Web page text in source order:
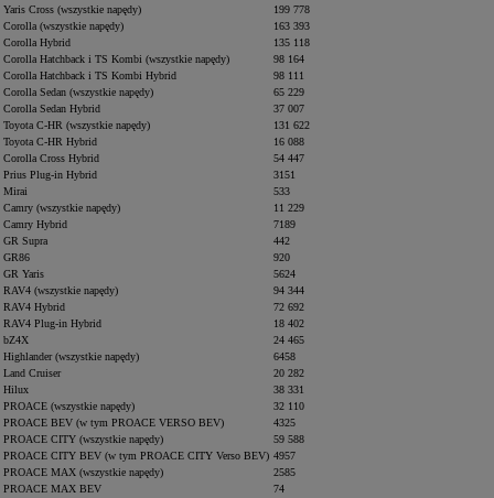
Yaris Cross (wszystkie napędy)
199 778
Corolla (wszystkie napędy)
163 393
Corolla Hybrid
135 118
Corolla Hatchback i TS Kombi (wszystkie napędy)
98 164
Corolla Hatchback i TS Kombi Hybrid
98 111
Corolla Sedan (wszystkie napędy)
65 229
Corolla Sedan Hybrid
37 007
Toyota C-HR (wszystkie napędy)
131 622
Toyota C-HR Hybrid
16 088
Corolla Cross Hybrid
54 447
Prius Plug-in Hybrid
3151
Mirai
533
Camry (wszystkie napędy)
11 229
Camry Hybrid
7189
GR Supra
442
GR86
920
GR Yaris
5624
RAV4 (wszystkie napędy)
94 344
RAV4 Hybrid
72 692
RAV4 Plug-in Hybrid
18 402
bZ4X
24 465
Highlander (wszystkie napędy)
6458
Land Cruiser
20 282
Hilux
38 331
PROACE (wszystkie napędy)
32 110
PROACE BEV (w tym PROACE VERSO BEV)
4325
PROACE CITY (wszystkie napędy)
59 588
PROACE CITY BEV (w tym PROACE CITY Verso BEV) 4957
PROACE MAX (wszystkie napędy)
2585
PROACE MAX BEV
74